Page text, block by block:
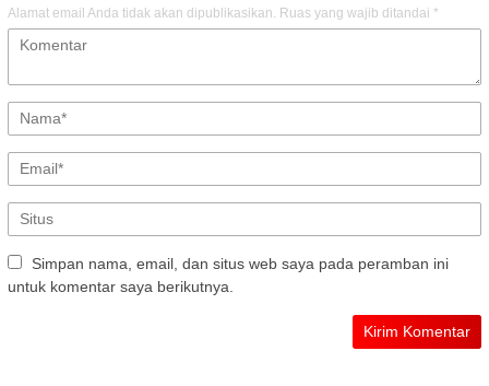
Alamat email Anda tidak akan dipublikasikan. Ruas yang wajib ditandai *
Simpan nama, email, dan situs web saya pada peramban ini
untuk komentar saya berikutnya.